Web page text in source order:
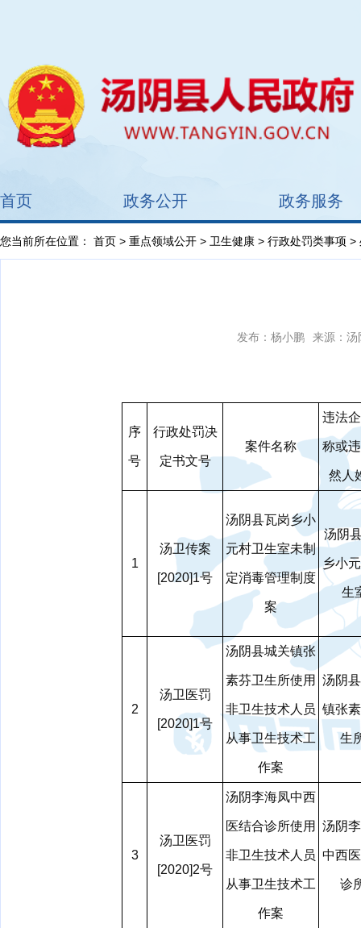
首页 政务公开 政务服务
您当前所在位置： 首页 > 重点领域公开 > 卫生健康 > 行政处罚类事项 >
发布：杨小鹏 来源：
序
号
行政处罚决
定书文号
案件名称
违法
称或
然人
1
汤卫传案
[2020]1号
汤阴县瓦岗乡小
元村卫生室未制
定消毒管理制度
案
汤阴
乡小
生
2
汤卫医罚
[2020]1号
汤阴县城关镇张
素芬卫生所使用
非卫生技术人员
从事卫生技术工
作案
汤阴
镇张
生
3
汤卫医罚
[2020]2号
汤阴李海凤中西
医结合诊所使用
非卫生技术人员
从事卫生技术工
作案
汤阴
中西
诊